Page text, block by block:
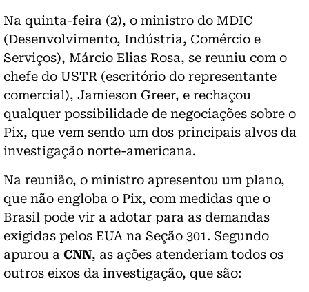
Na quinta-feira (2), o ministro do MDIC
(Desenvolvimento, Indústria, Comércio e
Serviços), Márcio Elias Rosa, se reuniu com o
chefe do USTR (escritório do representante
comercial), Jamieson Greer, e rechaçou
qualquer possibilidade de negociações sobre o
Pix, que vem sendo um dos principais alvos da
investigação norte-americana.
Na reunião, o ministro apresentou um plano,
que não engloba o Pix, com medidas que o
Brasil pode vir a adotar para as demandas
exigidas pelos EUA na Seção 301. Segundo
apurou a CNN, as ações atenderiam todos os
outros eixos da investigação, que são: